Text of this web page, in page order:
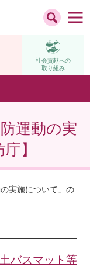
社会貢献への
取り組み
運動の実
】
実施について」の
バスマット等